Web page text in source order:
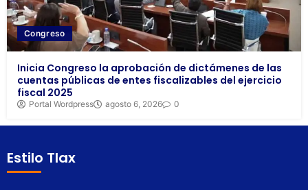
Congreso
Inicia Congreso la aprobación de dictámenes de las
cuentas públicas de entes fiscalizables del ejercicio
fiscal 2025
Portal Wordpress agosto 6, 2026 0
Estilo Tlax